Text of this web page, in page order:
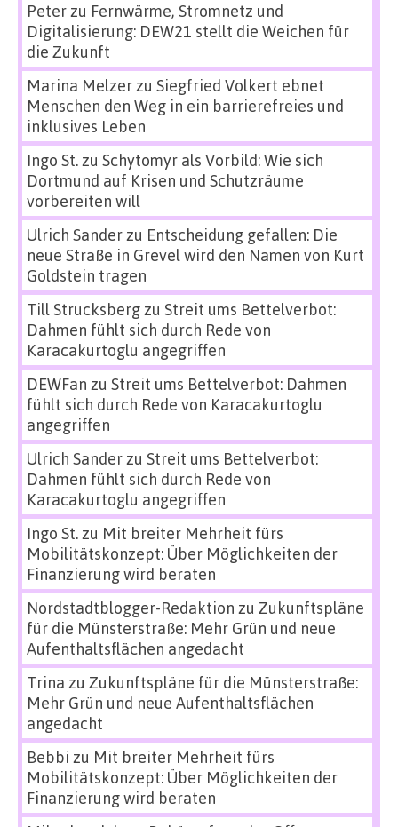
Peterzu Fernwärme, Stromnetz und
Digitalisierung: DEW21 stellt die Weichen für
die Zukunft
Marina Melzerzu Siegfried Volkert ebnet
Menschen den Weg in ein barrierefreies und
inklusives Leben
Ingo St.zu Schytomyr als Vorbild: Wie sich
Dortmund auf Krisen und Schutzräume
vorbereiten will
Ulrich Sanderzu Entscheidung gefallen: Die
neue Straße in Grevel wird den Namen von Kurt
Goldstein tragen
Till Strucksbergzu Streit ums Bettelverbot:
Dahmen fühlt sich durch Rede von
Karacakurtoglu angegriffen
DEWFan zu Streit ums Bettelverbot: Dahmen
fühlt sich durch Rede von Karacakurtoglu
angegriffen
Ulrich Sanderzu Streit ums Bettelverbot:
Dahmen fühlt sich durch Rede von
Karacakurtoglu angegriffen
Ingo St.zu Mit breiter Mehrheit fürs
Mobilitätskonzept: Über Möglichkeiten der
Finanzierung wird beraten
Nordstadtblogger-Redaktion zu Zukunftspläne
für die Münsterstraße: Mehr Grün und neue
Aufenthaltsflächen angedacht
Trina zu Zukunftspläne für die Münsterstraße:
Mehr Grün und neue Aufenthaltsflächen
angedacht
Bebbi zu Mit breiter Mehrheit fürs
Mobilitätskonzept: Über Möglichkeiten der
Finanzierung wird beraten